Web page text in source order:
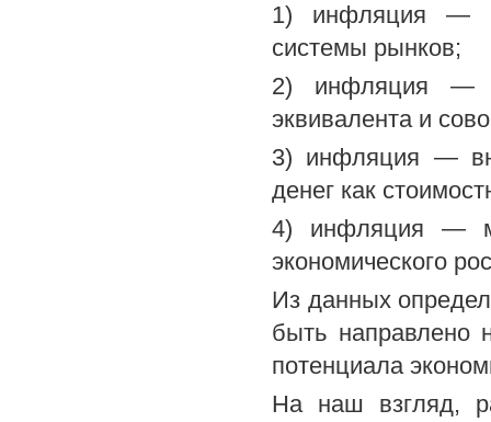
1) инфляция —
системы рынков;
2) инфляция —
эквивалента и
3) инфляция —
денег как
4) инфляция —
экономического
Из данных
быть направлено
потенциала
На наш взгляд,